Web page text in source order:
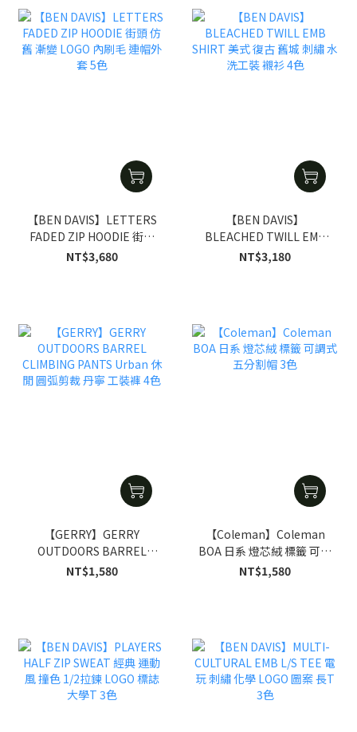
【BEN DAVIS】LETTERS
FADED ZIP HOODIE 街頭
仿舊 漸變 LOGO 內刷毛 連
NT$3,680
【BEN DAVIS】
BLEACHED TWILL EMB
SHIRT 美式 復古 舊城 刺繡
NT$3,180
【GERRY】GERRY
OUTDOORS BARREL
CLIMBING PANTS Urban
NT$1,580
【Coleman】Coleman
BOA 日系 燈芯絨 標籤 可調
式 五分割帽 3色
NT$1,580